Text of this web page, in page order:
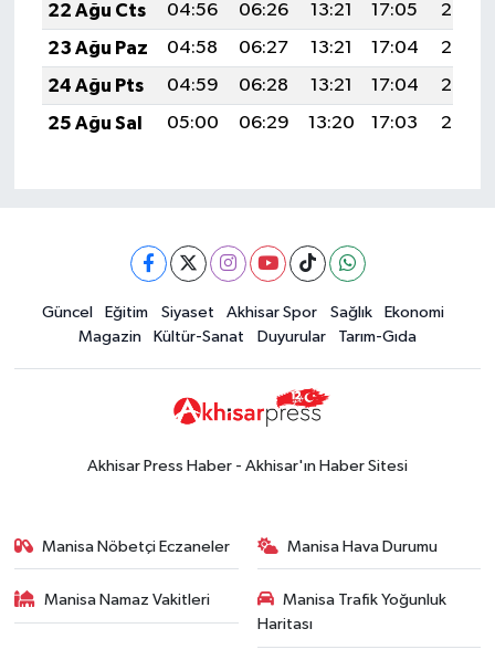
22 Ağu Cts
04:56 06:26 13:21 17:05
20:06
23 Ağu Paz
04:58 06:27 13:21 17:04
20:05
24 Ağu Pts
04:59 06:28 13:21 17:04
20:03
25 Ağu Sal
05:00 06:29 13:20 17:03 20:02
Güncel Eğitim Siyaset Akhisar Spor Sağlık
Ekonomi
Magazin
Kültür-Sanat Duyurular Tarım-Gıda
Akhisar Press Haber - Akhisar'ın Haber Sitesi
Manisa Nöbetçi Eczaneler Manisa Hava Durumu
Manisa Namaz Vakitleri
Manisa Trafik Yoğunluk
Haritası